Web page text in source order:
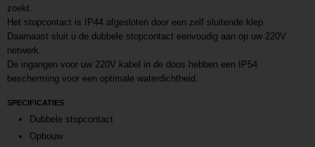
zoekt.
Het stopcontact is IP44 afgesloten door een zelf sluitende klep.
Daarnaast sluit u de dubbele stopcontact eenvoudig aan op uw 220V
netwerk.
De ingangen voor uw 220V kabel in de doos hebben een IP54
bescherming voor een optimale waterdichtheid.
SPECIFICATIES
Dubbele stopcontact
Opbouw